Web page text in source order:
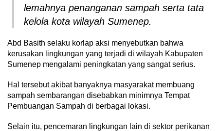
lemahnya penanganan sampah serta tata
kelola kota wilayah Sumenep.
Abd Basith selaku korlap aksi menyebutkan bahwa
kerusakan lingkungan yang terjadi di wilayah Kabupaten
Sumenep mengalami peningkatan yang sangat serius.
Hal tersebut akibat banyaknya masyarakat membuang
sampah sembarangan disebabkan minimnya Tempat
Pembuangan Sampah di berbagai lokasi.
Selain itu, pencemaran lingkungan lain di sektor perikanan